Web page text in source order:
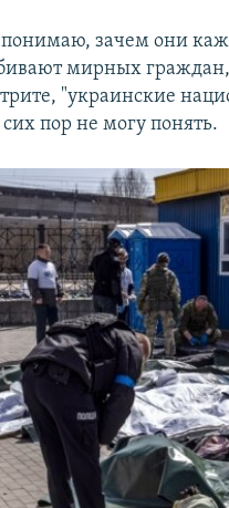
зачем они
мирных
"украинские
сих пор не могу понять.